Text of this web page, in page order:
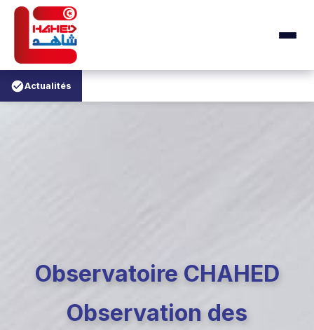
Actualités
Observatoire CHAHED
Observation des